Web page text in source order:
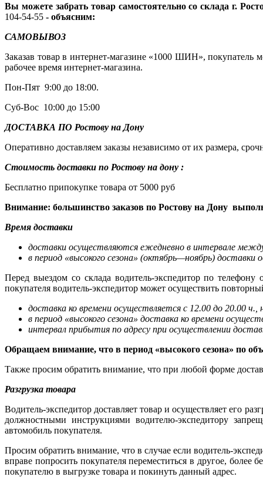
Вы можете забрать товар самостоятельно со склада г.
104-54-55 - объясним:
САМОВЫВОЗ
Заказав товар в интернет-магазине «1000 ШИН», покупатель
рабочее время интернет-магазина.
Пон-Пят 9:00 до 18:00.
Суб-Вос 10:00 до 15:00
ДОСТАВКА ПО Ростову на Дону
Оперативно доставляем заказы независимо от их размера,
Стоимость доставки по Ростову на дону :
Бесплатно припокупке товара от 5000 руб
Внимание: большинство заказов по Ростову на Дону
Время доставки
доставки осуществляются ежедневно в интервале
в период «высокого сезона» (октябрь—ноябрь) доставки
Перед выездом со склада водитель-экспедитор по
покупателя водитель-экспедитор может осуществить
доставка ко времени осуществляется с 12.00 до 20.00 ч.,
в период «высокого сезона» доставка ко времени
интервал прибытия по адресу при осуществлении
Обращаем внимание, что в период «высокого сезона» по
Также просим обратить внимание, что при любой форме
Разгрузка товара
Водитель-экспедитор доставляет товар и осуществляет его
должностными инструкциями водителю-экспедитору
автомобиль покупателя.
Просим обратить внимание, что в случае если водитель-
вправе попросить покупателя переместиться в другое, более
покупателю в выгрузке товара и покинуть данный адрес.